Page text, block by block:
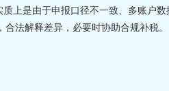
质上是由于申报口径不一致、多账户
法解释差异，必要时协助合规补税。